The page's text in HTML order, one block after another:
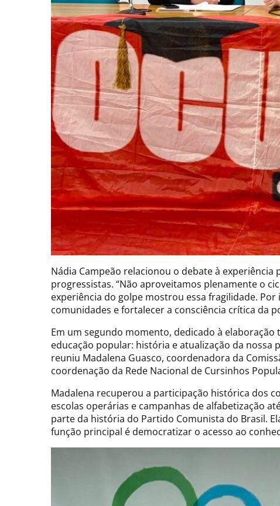
Nádia Campeão relacionou o debate à
progressistas. “Não aproveitamos plenamente o
experiência do golpe mostrou essa fragilidade.
comunidades e fortalecer a consciência crítica da
Em um segundo momento, dedicado à
educação popular: história e atualização da nossa
reuniu Madalena Guasco, coordenadora da
coordenação da Rede Nacional de Cursinhos
Madalena recuperou a participação histórica dos
escolas operárias e campanhas de alfabetização
parte da história do Partido Comunista do Brasil.
função principal é democratizar o acesso ao